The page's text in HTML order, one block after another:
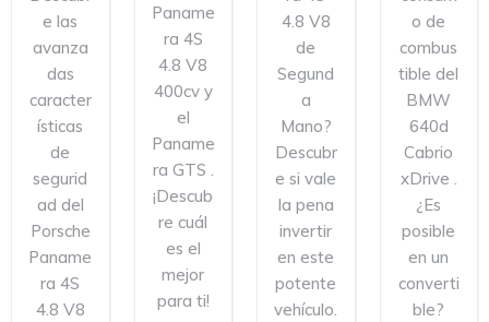
e las
avanza
das
caracter
ísticas
de
segurid
ad del
Porsche
Paname
ra 4S
4.8 V8
Paname
ra 4S
4.8 V8
400cv y
el
Paname
ra GTS .
¡Descub
re cuál
es el
mejor
para ti!
4.8 V8
de
Segund
a
Mano?
Descubr
e si vale
la pena
invertir
en este
potente
vehículo.
o de
combus
tible del
BMW
640d
Cabrio
xDrive .
¿Es
posible
en un
converti
ble?